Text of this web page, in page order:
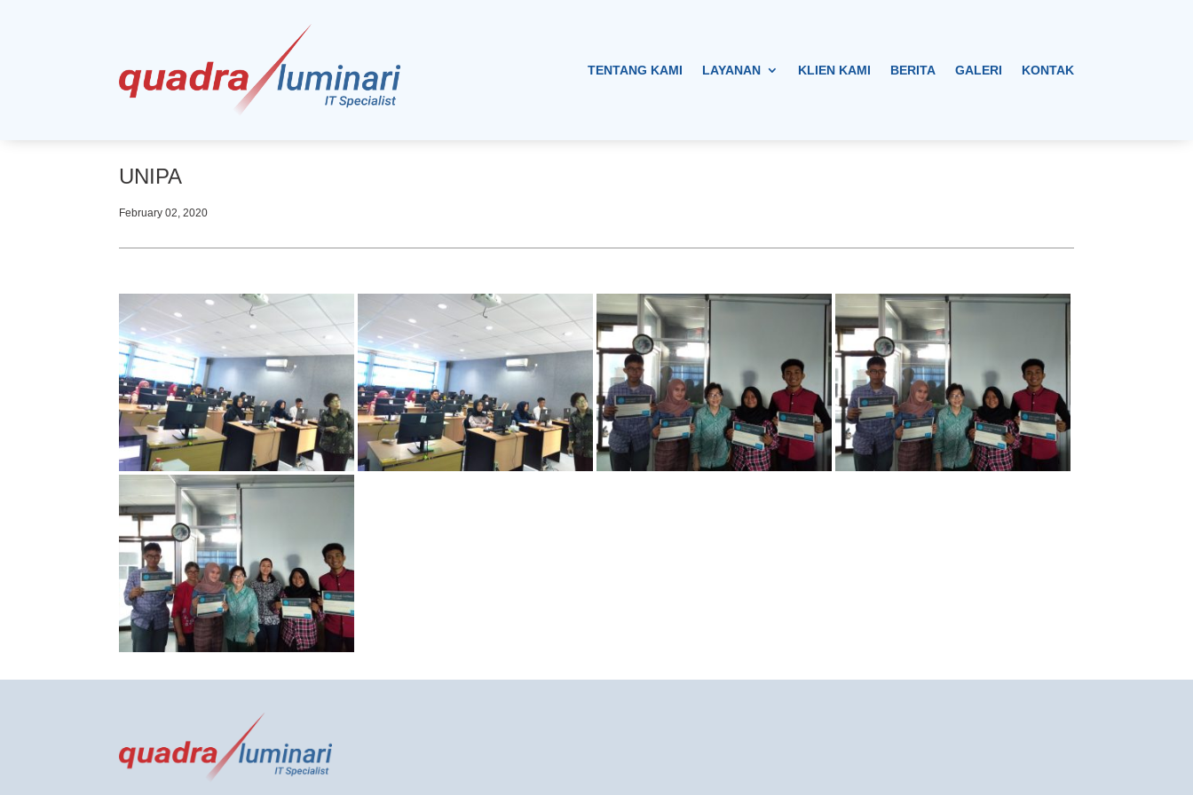
TENTANG KAMI LAYANAN KLIEN KAMI BERITA GALERI KONTAK
UNIPA
February 02, 2020